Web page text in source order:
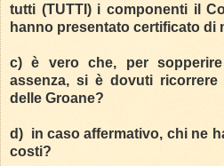
tutti (TUTTI) i componenti il
hanno presentato certificato di
c) è vero che, per
assenza, si è dovuti
delle Groane?
d) in caso affermativo, chi ne
costi?